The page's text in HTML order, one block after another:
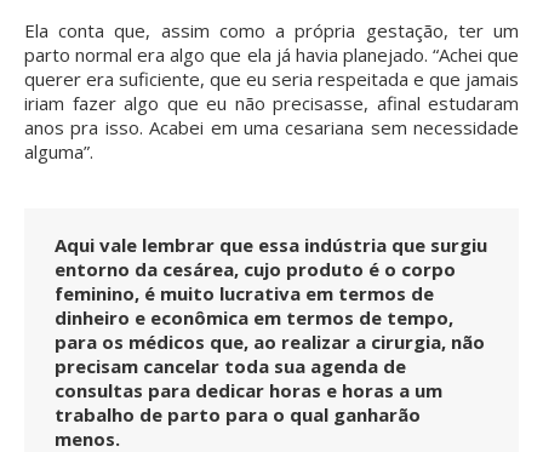
Ela conta que, assim como a própria gestação, ter um
parto normal era algo que ela já havia planejado. “Achei que
querer era suficiente, que eu seria respeitada e que jamais
iriam fazer algo que eu não precisasse, afinal estudaram
anos pra isso. Acabei em uma cesariana sem necessidade
alguma”.
Aqui vale lembrar que essa indústria que surgiu
entorno da cesárea, cujo produto é o corpo
feminino, é muito lucrativa em termos de
dinheiro e econômica em termos de tempo,
para os médicos que, ao realizar a cirurgia, não
precisam cancelar toda sua agenda de
consultas para dedicar horas e horas a um
trabalho de parto para o qual ganharão
menos.